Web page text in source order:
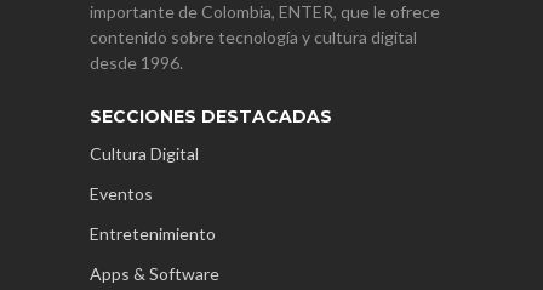
importante de Colombia, ENTER, que le ofrece
contenido sobre tecnología y cultura digital
desde 1996.
SECCIONES DESTACADAS
Cultura Digital
Eventos
Entretenimiento
Apps & Software